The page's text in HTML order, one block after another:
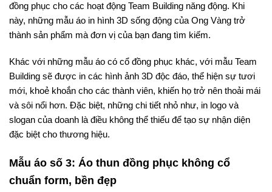
đồng phục cho các hoạt động Team Building năng động. Khi
này, những mẫu áo in hình 3D sống động của Ong Vàng trở
thành sản phẩm mà đơn vị của bạn đang tìm kiếm.
Khác với những mẫu áo có cổ đồng phục khác, với mẫu Team
Building sẽ được in các hình ảnh 3D độc đáo, thể hiện sự tươi
mới, khoẻ khoắn cho các thành viên, khiến họ trở nên thoải mái
và sôi nổi hơn. Đặc biệt, những chi tiết nhỏ như, in logo và
slogan của doanh là điều không thể thiếu để tạo sự nhận diện
đặc biệt cho thương hiệu.
Mẫu áo số 3: Áo thun đồng phục không cổ
chuẩn form, bền đẹp